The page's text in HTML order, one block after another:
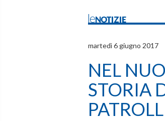
leNOTIZIE
martedì 6 giugno 2017
NEL
STORIA